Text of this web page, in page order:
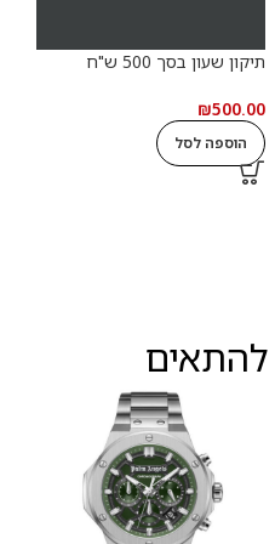
תיקון שעון בסך 500 ש"ח
₪500.00
הוספה לסל
להתאים